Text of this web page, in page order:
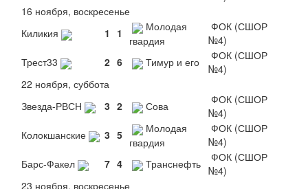
16 ноября, воскресенье
Киликия
1 1
Молодая
гвардия
ФОК (СШОР
№4)
Трест33
2 6 Тимур и его
ФОК (СШОР
№4)
22 ноября, суббота
Звезда-РВСН
3 2 Сова
ФОК (СШОР
№4)
Колокшанские
3 5
Молодая
гвардия
ФОК (СШОР
№4)
Барс-Факел
7 4 Транснефть
ФОК (СШОР
№4)
23 ноября, воскресенье